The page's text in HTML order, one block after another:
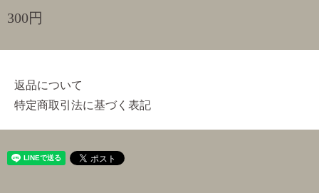
300円
返品について
特定商取引法に基づく表記